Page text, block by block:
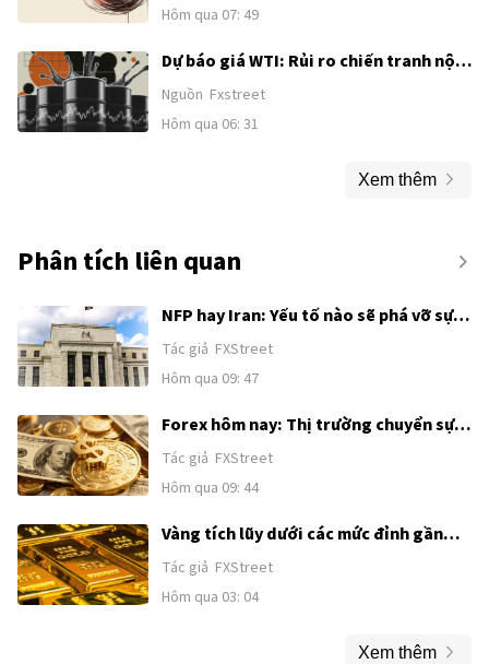
Hôm qua 07: 49
Dự báo giá WTI: Rủi ro chiến tranh nội
bộ gia tăng ở Trung Đông hỗ trợ đà
phục hồi lên gần 78$
Nguồn Fxstreet
Hôm qua 06: 31
Xem thêm
Phân tích liên quan
NFP hay Iran: Yếu tố nào sẽ phá vỡ sự
tích luỹ của Chỉ số đô la Mỹ?
Tác giả FXStreet
Hôm qua 09: 47
Forex hôm nay: Thị trường chuyển sự
chú ý từ Trung Đông sang Bảng lương
phi nông nghiệp của Mỹ
Tác giả FXStreet
Hôm qua 09: 44
Vàng tích lũy dưới các mức đỉnh gần
đây khi sức mạnh của USD và kỳ vọng
Fed tăng lãi suất kìm hãm đà tăng
trước thềm công bố Bảng lương phi
Tác giả FXStreet
Hôm qua 03: 04
Xem thêm